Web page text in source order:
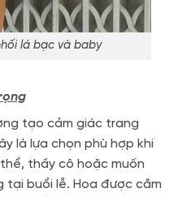
lá bạc và baby
tạo cảm giác trang
là lựa chọn phù hợp khi
thầy cô hoặc muốn
buổi lễ. Hoa được cắm